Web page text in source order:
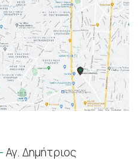
Αγ. Δημήτριος